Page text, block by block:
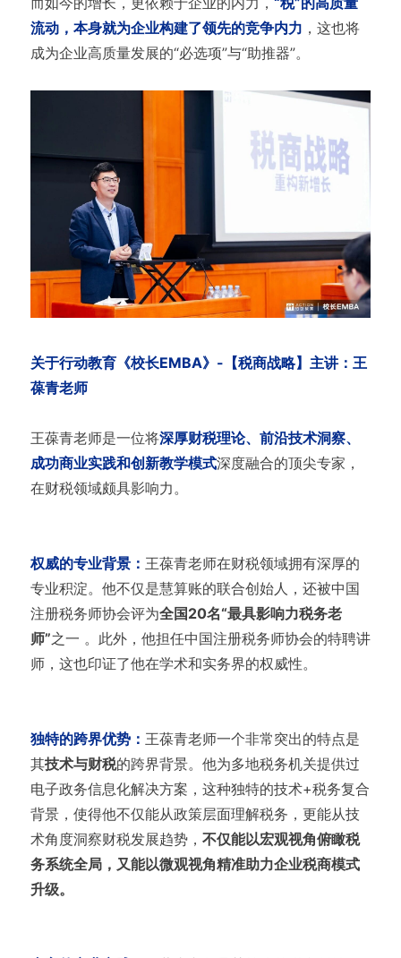
流动，本身就为企业构建了领先的竞争内力 ，这也将
成为企业高质量发展的“必选项”与“助推器”。
关于行动教育《校长EMBA》-【税商战略】主讲：王
葆青老师
王葆青老师是一位将深厚财税理论、前沿技术洞察、
成功商业实践和创新教学模式深度融合的顶尖专家，
在财税领域颇具影响力。
权威的专业背景： 王葆青老师在财税领域拥有深厚的
专业积淀。他不仅是慧算账的联合创始人，还被中国
注册税务师协会评为全国20名“最具影响力税务老
师”之一 。此外，他担任中国注册税务师协会的特聘讲
师，这也印证了他在学术和实务界的权威性。
独特的跨界优势： 王葆青老师一个非常突出的特点是
其技术与财税的跨界背景。他为多地税务机关提供过
电子政务信息化解决方案，这种独特的技术+税务复合
背景，使得他不仅能从政策层面理解税务，更能从技
术角度洞察财税发展趋势， 不仅能以宏观视角俯瞰税
务系统全局，又能以微观视角精准助力企业税商模式
升级。